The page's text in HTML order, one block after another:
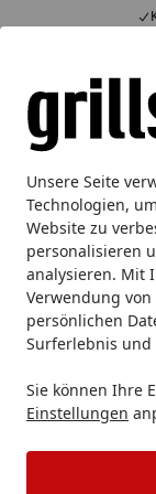
Unsere Seite
Technologien,
Website zu
personalisieren
analysieren. Mit
Verwendung
persönlichen
Surferlebnis und
Sie können Ihre
Einstellungen
Alle Produkte
Mein Konto
Suchen
Startseite
Grillzubehör
Big Green
2XL